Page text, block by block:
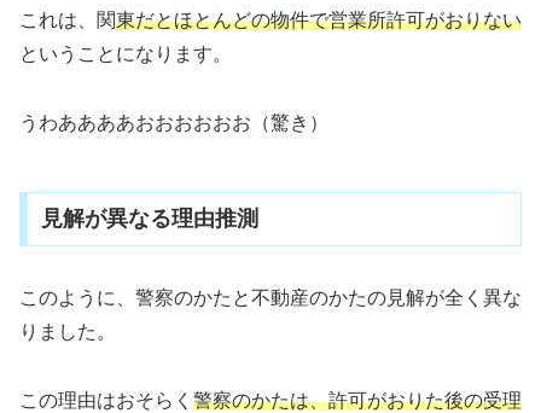
これは、関東だとほとんどの物件で営業所許可がおりない
ということになります。
うわああああおおおおおお（驚き）
見解が異なる理由推測
このように、警察のかたと不動産のかたの見解が全く異な
りました。
この理由はおそらく 警察のかたは、許可がおりた後の受理